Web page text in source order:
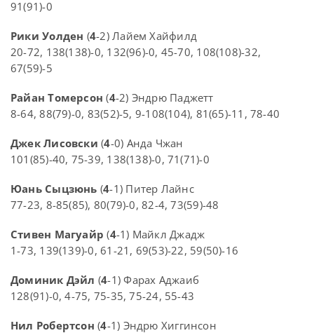
91(91)-0
Рики Уолден (4-2) Лайем Хайфилд
20-72, 138(138)-0, 132(96)-0, 45-70, 108(108)-32,
67(59)-5
Райан Томерсон (4-2) Эндрю Паджетт
8-64, 88(79)-0, 83(52)-5, 9-108(104), 81(65)-11, 78-40
Джек Лисовски (4-0) Анда Чжан
101(85)-40, 75-39, 138(138)-0, 71(71)-0
Юань Сыцзюнь (4-1) Питер Лайнс
77-23, 8-85(85), 80(79)-0, 82-4, 73(59)-48
Стивен Магуайр (4-1) Майкл Джадж
1-73, 139(139)-0, 61-21, 69(53)-22, 59(50)-16
Доминик Дэйл (4-1) Фарах Аджаиб
128(91)-0, 4-75, 75-35, 75-24, 55-43
Нил Робертсон (4-1) Эндрю Хиггинсон